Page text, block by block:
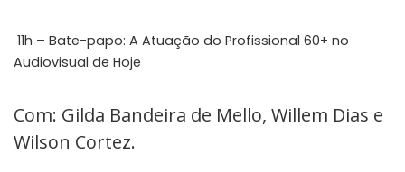
11h – Bate-papo: A Atuação do Profissional 60+ no
Audiovisual de Hoje
Com: Gilda Bandeira de Mello, Willem Dias e
Wilson Cortez.